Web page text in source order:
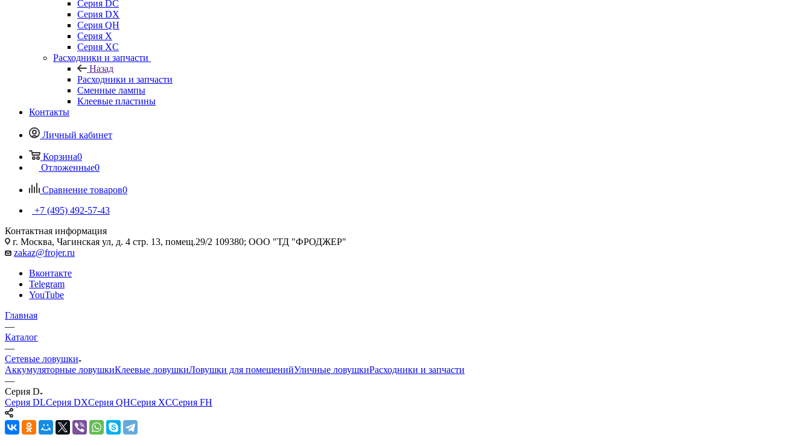
Серия DC
Серия DX
Серия QH
Серия X
Серия XC
Расходники и запчасти
Назад
Расходники и запчасти
Сменные лампы
Клеевые пластины
Контакты
Личный кабинет
Корзина0
Отложенные0
Сравнение товаров0
+7 (495) 492-57-43
Контактная информация
г. Москва, Чагинская ул, д. 4 стр. 13, помещ.29/2 109380; ООО "ТД "ФРОДЖЕР"
zakaz@frojer.ru
Вконтакте
Telegram
YouTube
Главная
—
Каталог
—
Сетевые ловушки
Аккумуляторные ловушкиКлеевые ловушкиЛовушки для помещенийУличные ловушкиРасходники и запчасти
—
Серия D
Серия DLСерия DXСерия QHСерия XCСерия FH